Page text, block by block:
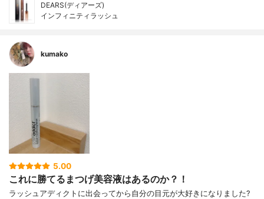
DEARS(ディアーズ)
インフィニティラッシュ
kumako
5.00
これに勝てるまつげ美容液はあるのか？！
ラッシュアディクトに出会ってから自分の目元が大好きになりました?